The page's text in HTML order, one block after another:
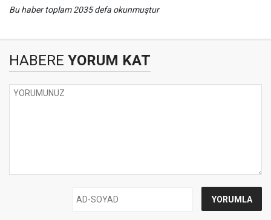
Bu haber toplam 2035 defa okunmuştur
HABERE YORUM KAT